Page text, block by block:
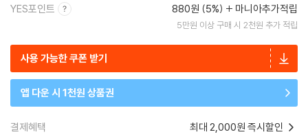
YES포인트 880원 (5%) 마니아추가적립
5만원 이상 구매 시 2천원 추가 적립
사용 가능한 쿠폰 받기
앱 다운 시 1천원 상품권
결제혜택 최대 2,000원 즉시할인